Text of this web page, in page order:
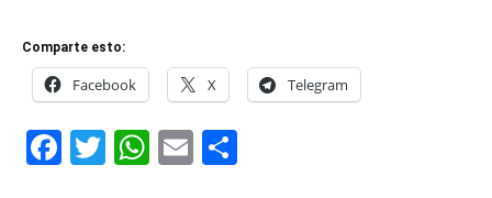
Comparte esto:
Facebook X Telegram
Facebook
Twitter
WhatsApp
Email